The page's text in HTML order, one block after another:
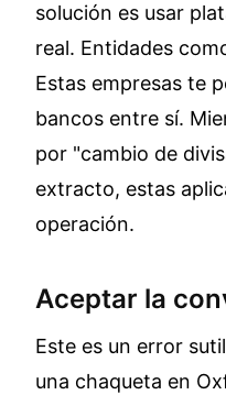
solución es usar
real. Entidades
Estas empresas te
bancos entre sí.
por "cambio de
extracto, estas
operación.
Aceptar la
Este es un error
una chaqueta en